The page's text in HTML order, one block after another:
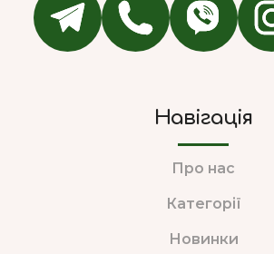
Навігація
Про нас
Категорії
Новинки